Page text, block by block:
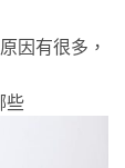
因有很多，
些